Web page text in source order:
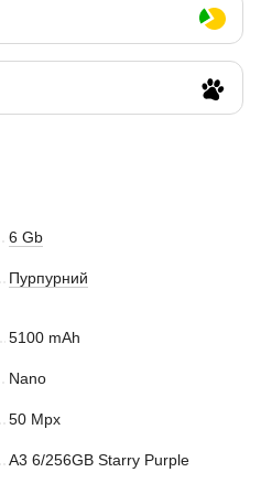
6 Gb
Пурпурний
5100 mAh
Nano
50 Mpx
A3 6/256GB Starry Purple